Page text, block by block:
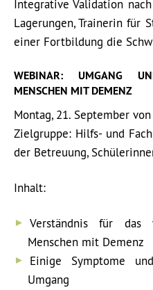
Integrative Validation
Lagerungen, Trainerin für
einer Fortbildung die
WEBINAR: UMGANG
MENSCHEN MIT DEMENZ
Montag, 21. September
Zielgruppe: Hilfs- und
der Betreuung,
Inhalt:
Verständnis für das
Menschen mit Demenz
Einige Symptome
Umgang